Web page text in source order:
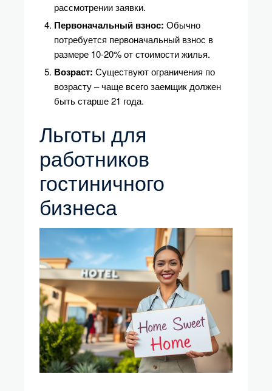
рассмотрении заявки.
Первоначальный взнос: Обычно
потребуется первоначальный взнос в
размере 10-20% от стоимости жилья.
Возраст: Существуют ограничения по
возрасту – чаще всего заемщик должен
быть старше 21 года.
Льготы для
работников
гостиничного
бизнеса